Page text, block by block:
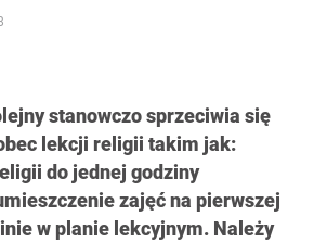
stanowczo sprzeciwia się
lekcji religii takim jak:
do jednej godziny
zajęć na pierwszej
w planie lekcyjnym. Należy